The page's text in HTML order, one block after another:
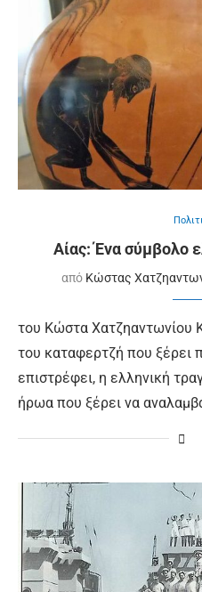
Αίας: Ένα σύμβολο
από Κώστας
του Κώστα Χατζηαντωνίου
του καταφερτζή που ξέρει
επιστρέφει, η ελληνική
ήρωα που ξέρει να